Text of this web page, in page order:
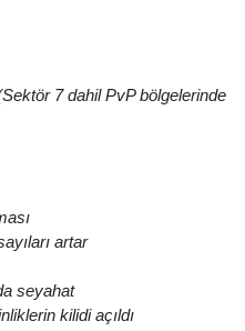
7 dahil PvP bölgelerinde
artar
seyahat
kilidi açıldı